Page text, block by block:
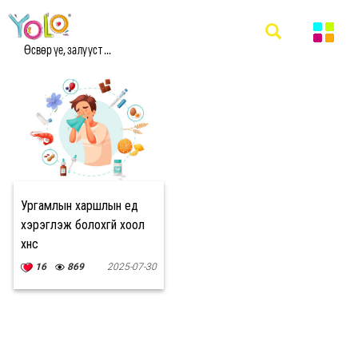
Өсвөр үе, залууст ...
#ХАРШЛЫН ҮЕД ИДЭЖ БОЛОХГҮЙ ХООЛ,
Ургамлын харшлын үед
хэрэглэж болохгүй хоол
хүнс
16 869 2025-07-30